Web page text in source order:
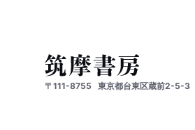
〒111-8755 東京都台東区蔵前2-5-3